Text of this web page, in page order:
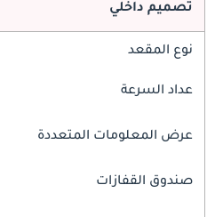
تصميم داخلي
نوع المقعد
عداد السرعة
عرض المعلومات المتعددة
صندوق القفازات